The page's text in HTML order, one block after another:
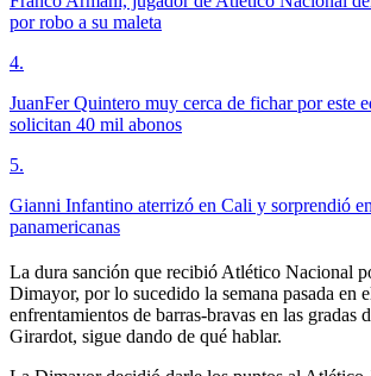
por robo a su maleta
4.
JuanFer Quintero muy cerca de fichar por este
solicitan 40 mil abonos
5.
Gianni Infantino aterrizó en Cali y sorprendió
panamericanas
La dura sanción que recibió Atlético Nacional
Dimayor, por lo sucedido la semana pasada en
enfrentamientos de barras-bravas en las gradas
Girardot, sigue dando de qué hablar.